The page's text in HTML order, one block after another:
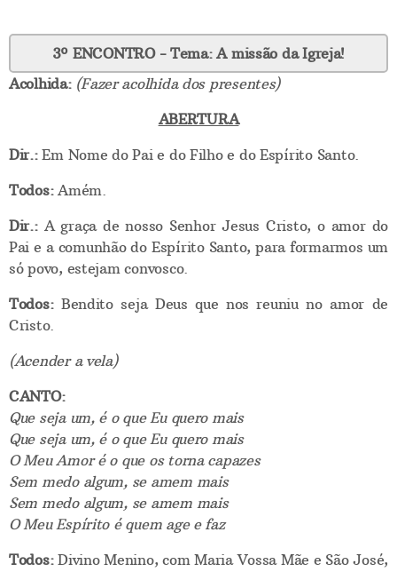
3º ENCONTRO - Tema: A missão da Igreja!
Acolhida: (Fazer acolhida dos presentes)
ABERTURA
Dir.:Em Nome do Pai e do Filho e do Espírito Santo.
Todos:Amém.
Dir.: A graça de nosso Senhor Jesus Cristo, o amor do
Pai e a comunhão do Espírito Santo, para formarmos um
só povo, estejam convosco.
Todos:Bendito seja Deus que nos reuniu no amor de
Cristo.
(Acender a vela)
CANTO:
Que seja um, é o que Eu quero mais
Que seja um, é o que Eu quero mais
O Meu Amor é o que os torna capazes
Sem medo algum, se amem mais
Sem medo algum, se amem mais
O Meu Espírito é quem age e faz
Todos:Divino Menino, com Maria Vossa Mãe e São José,